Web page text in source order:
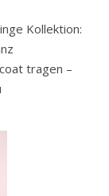
Kollektion:
tragen –